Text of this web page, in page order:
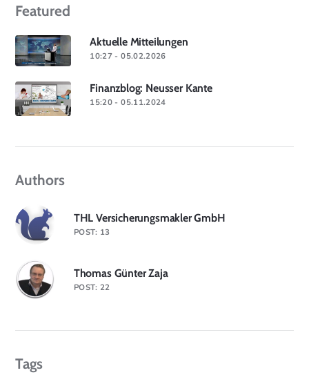
Featured
Aktuelle Mitteilungen
10:27 - 05.02.2026
Finanzblog: Neusser Kante
15:20 - 05.11.2024
Authors
THL Versicherungsmakler GmbH
POST: 13
Thomas Günter Zaja
POST: 22
Tags